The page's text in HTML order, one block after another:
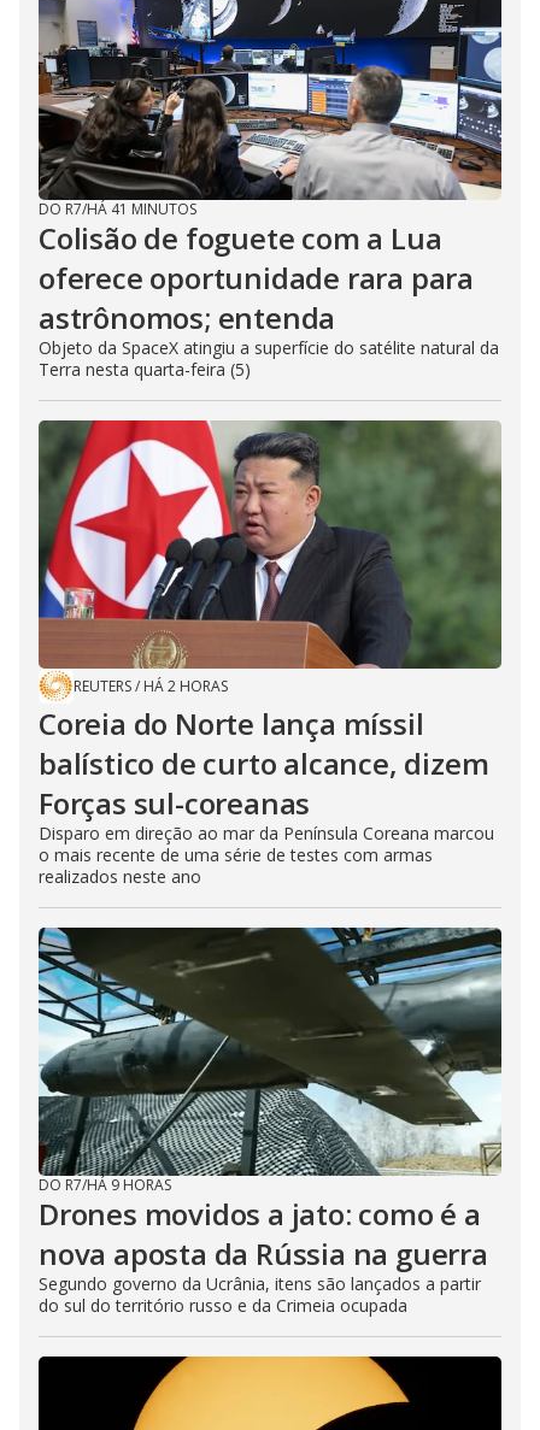
DO R7/HÁ 41 MINUTOS
Colisão de foguete com a Lua
oferece oportunidade rara para
astrônomos; entenda
Objeto da SpaceX atingiu a superfície do satélite natural da
Terra nesta quarta-feira (5)
REUTERS/ HÁ 2 HORAS
Coreia do Norte lança míssil
balístico de curto alcance, dizem
Forças sul-coreanas
Disparo em direção ao mar da Península Coreana marcou
o mais recente de uma série de testes com armas
realizados neste ano
DO R7/HÁ 9 HORAS
Drones movidos a jato: como é a
nova aposta da Rússia na guerra
Segundo governo da Ucrânia, itens são lançados a partir
do sul do território russo e da Crimeia ocupada